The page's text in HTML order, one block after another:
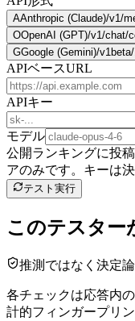
AAnthropic (Claude)/v1/
OOpenAI (GPT)/v1/chat/
GGoogle (Gemini)/
APIベースURL
APIキー
モデル
公開ランキングに投稿
アのみです。キーは
テスト実行
このテスター
推測ではなく決定
各チェックは応答内
計的フィンガープリ